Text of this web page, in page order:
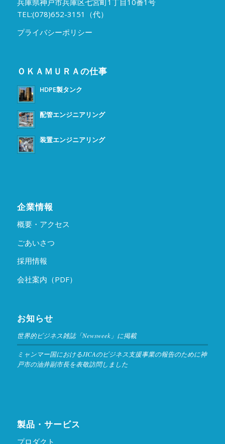
TEL:(078)652-3151（代）
プライバシーポリシー
ＯＫＡＭＵＲＡの仕事
HDPE製タンク
配管エンジニアリング
装置エンジニアリング
企業情報
概要・アクセス
ごあいさつ
採用情報
会社案内（PDF）
お知らせ
世界的ビジネス雑誌「Newsweek」に掲載
ミャンマー国におけるJICAのビジネス支援事業の報告のために神
戸市の油井副市長を表敬訪問しました
製品・サービス
プロダクト